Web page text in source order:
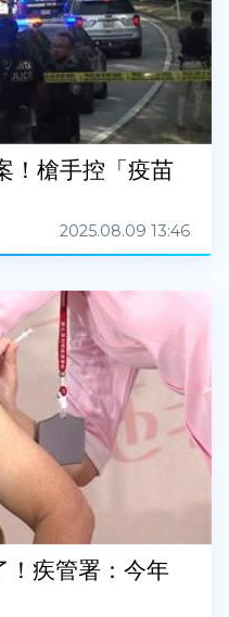
！槍手控「疫苗
2025.08.09 13:46
！疾管署：今年